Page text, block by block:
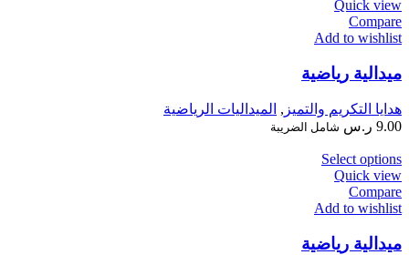
Quick view
Compare
Add to wishlist
ميدالية رياضية
هدايا التكريم والتميز , الميداليات الرياضية
9.00 ر.س شامل الضريبة
Select options
Quick view
Compare
Add to wishlist
ميدالية رياضية